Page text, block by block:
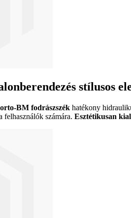
stílusos
BM fodrászszék hatékony
felhasználók számára.Esztétikusan